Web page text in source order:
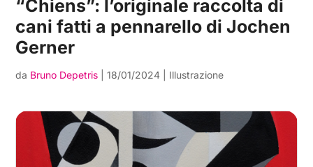
“Chiens”: l’originale raccolta di
cani fatti a pennarello di Jochen
Gerner
da Bruno Depetris |18/01/2024 Illustrazione